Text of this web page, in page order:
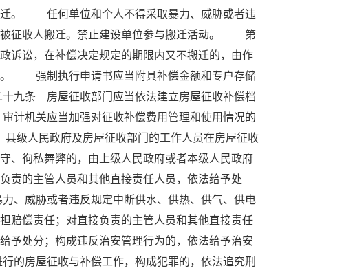
迁。 任何单位和个人不得采取暴力、威胁或者违
被征收人搬迁。禁止建设单位参与搬迁活动。 第
诉讼，在补偿决定规定的期限内又不搬迁的，由作
。 强制执行申请书应当附具补偿金额和专户存储
九条 房屋征收部门应当依法建立房屋征收补偿档
机关应当加强对征收补偿费用管理和使用情况的
人民政府及房屋征收部门的工作人员在房屋征收
、徇私舞弊的，由上级人民政府或者本级人民政府
责的主管人员和其他直接责任人员，依法给予处
威胁或者违反规定中断供水、供热、供气、供电
赔偿责任；对直接负责的主管人员和其他直接责任
予处分；构成违反治安管理行为的，依法给予治安
房屋征收与补偿工作，构成犯罪的，依法追究刑